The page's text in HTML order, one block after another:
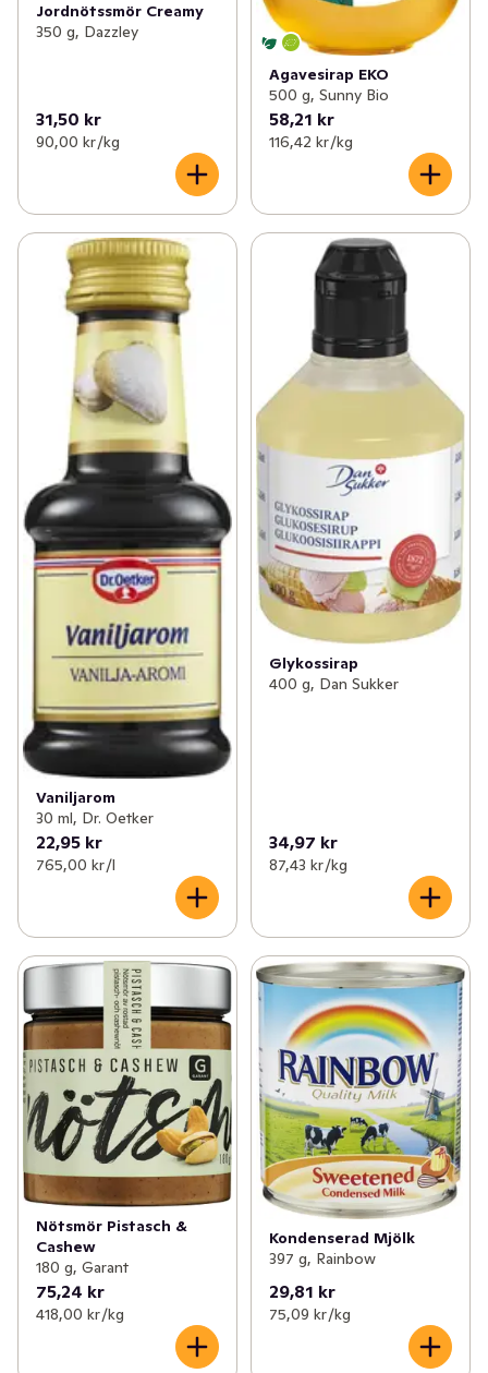
Jordnötssmör Creamy
350 g, Dazzley
31,50 kr
90,00 kr /kg
Agavesirap EKO
500 g, Sunny Bio
58,21 kr
116,42 kr /kg
Vaniljarom
30 ml, Dr. Oetker
22,95 kr
765,00 kr /l
Glykossirap
400 g, Dan Sukker
34,97 kr
87,43 kr /kg
Nötsmör Pistasch &
Cashew
180 g, Garant
75,24 kr
418,00 kr /kg
Kondenserad Mjölk
397 g, Rainbow
29,81 kr
75,09 kr /kg